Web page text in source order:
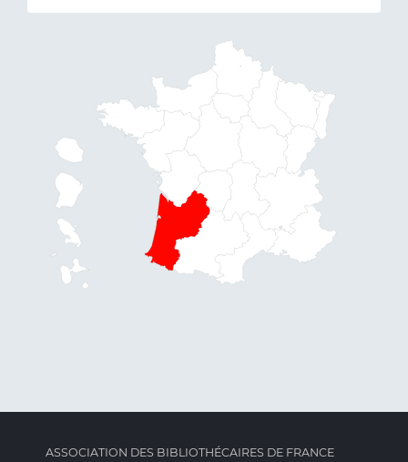
ASSOCIATION DES BIBLIOTHÉCAIRES DE FRANCE